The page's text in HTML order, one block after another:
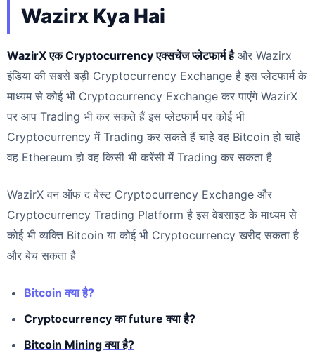
Wazirx Kya Hai
WazirX एक Cryptocurrency एक्सचेंज प्लेटफार्म हैऔर Wazirx
इंडिया की सबसे बड़ी Cryptocurrency Exchange है इस प्लेटफार्म के
माध्यम से कोई भी Cryptocurrency Exchange कर पाएंगे WazirX
पर आप Trading भी कर सकते हैं इस प्लेटफार्म पर कोई भी
Cryptocurrency में Trading कर सकते हैं चाहे वह Bitcoin हो चाहे
वह Ethereum हो वह किसी भी करेंसी में Trading कर सकता है
WazirX वन ऑफ द बेस्ट Cryptocurrency Exchange और
Cryptocurrency Trading Platform है इस वेबसाइट के माध्यम से
कोई भी व्यक्ति Bitcoin या कोई भी Cryptocurrency खरीद सकता है
और बेच सकता है
Bitcoin क्या है?
Cryptocurrency का future क्या है?
Bitcoin Mining क्या है?